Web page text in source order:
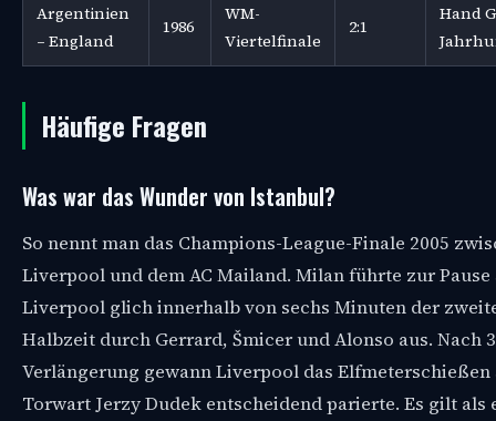
Argentinien
– England
1986
WM-
Viertelfinale
2:1
Hand
Häufige Fragen
Was war das Wunder von Istanbul?
So nennt man das Champions-League-Finale 2005
Liverpool und dem AC Mailand. Milan führte zur Pause
Liverpool glich innerhalb von sechs Minuten der
Halbzeit durch Gerrard, Šmicer und Alonso aus. Nach
Verlängerung gewann Liverpool das Elfmeterschießen
Torwart Jerzy Dudek entscheidend parierte. Es gilt als